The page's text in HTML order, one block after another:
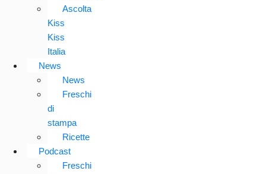
Ascolta
Kiss
Kiss
Italia
News
News
Freschi
di
stampa
Ricette
Podcast
Freschi